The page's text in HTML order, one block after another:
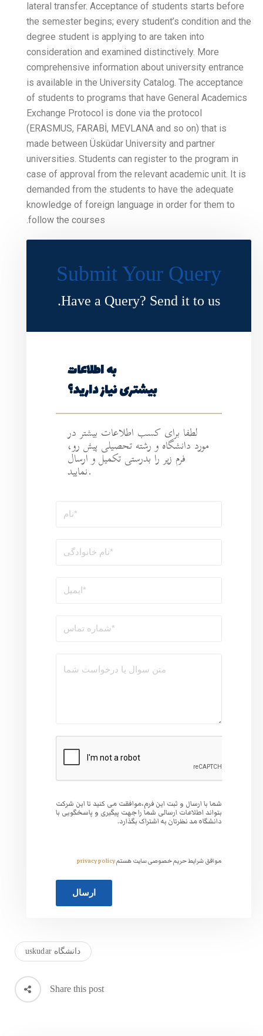
lateral transfer.
the semester begins;
degree student is
consideration and
comprehensive
is available in the
of students to programs
Exchange Protocol is
(ERASMUS, FARABİ,
made between Üsküdar
universities. Students
case of approval from the
demanded from the
knowledge of foreign
Submit
Have a
بیشتر در
تحصیلی پیش رو،
تکمیل و ارسال
می کنید تا این شرکت
جهت پیگیری و پاسخگویی با
privacy policy